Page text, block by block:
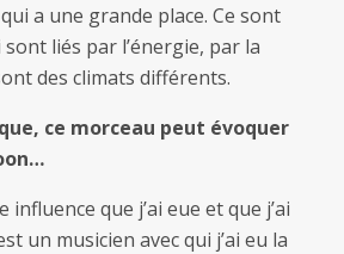
a une grande place. Ce sont
liés par l’énergie, par la
des climats différents.
ce morceau peut évoquer
influence que j’ai eue et que j’ai
un musicien avec qui j’ai eu la